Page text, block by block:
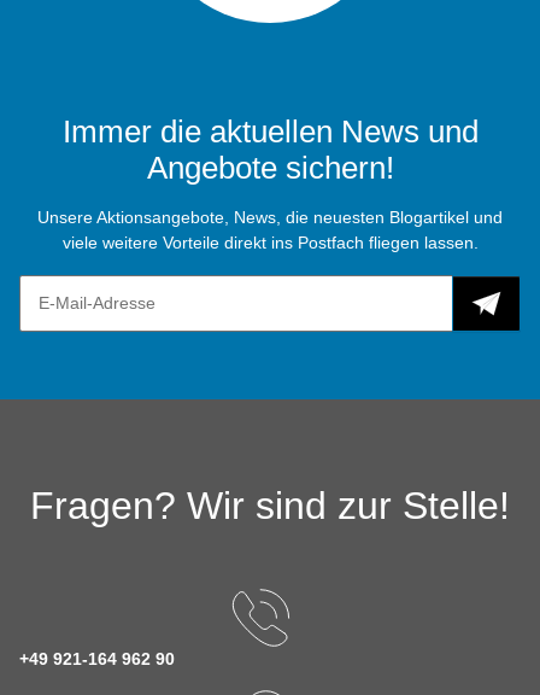
Immer die aktuellen News und
Angebote sichern!
Unsere Aktionsangebote, News, die neuesten Blogartikel und
viele weitere Vorteile direkt ins Postfach fliegen lassen.
Fragen? Wir sind zur Stelle!
+49 921-164 962 90